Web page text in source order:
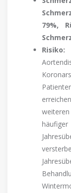
79%,
Risiko: